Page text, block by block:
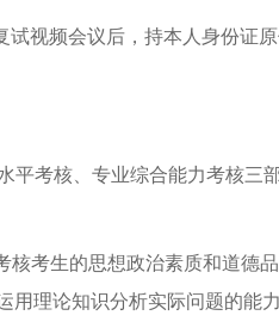
视频会议后，持本人身份证
考核、专业综合能力考核三
考生的思想政治素质和道德
理论知识分析实际问题的能力